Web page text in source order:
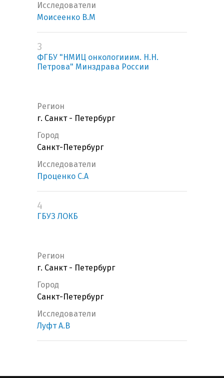
Исследователи
Моисеенко В.М
3
ФГБУ "НМИЦ онкологииим. Н.Н.
Петрова" Минздрава России
Регион
г. Санкт - Петербург
Город
Санкт-Петербург
Исследователи
Проценко С.А
4
ГБУЗ ЛОКБ
Регион
г. Санкт - Петербург
Город
Санкт-Петербург
Исследователи
Луфт А.В